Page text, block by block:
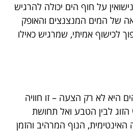
על חוף הים יכולה להרגיש
של המים המנצנצים והאופק
לכישוף אמיתי, שמרגיש כאילו
היא לא רק הצעה – זו חוויה
לבין הטבע ואל תחושת
הנוף המרהיב והזמן